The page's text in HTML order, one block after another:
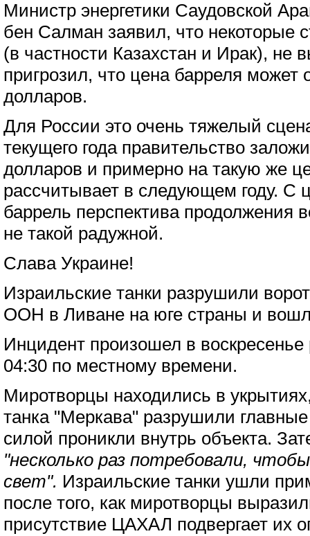
Министр энергетики Саудовской
бен Салман заявил, что некоторые
(в частности Казахстан и Ирак), не
пригрозил, что цена барреля может
долларов.
Для России это очень тяжелый
текущего года правительство
долларов и примерно на такую же
рассчитывает в следующем году. С
баррель перспектива продолжения
не такой радужной.
Слава Украине!
Израильские танки разрушили
ООН в Ливане на юге страны и
Инцидент произошел в
04:30 по местному времени.
Миротворцы находились в
танка "Меркава" разрушили
силой проникли внутрь объекта.
"несколько раз потребовали,
свет". Израильские танки ушли
после того, как миротворцы
присутствие ЦАХАЛ подвергает их